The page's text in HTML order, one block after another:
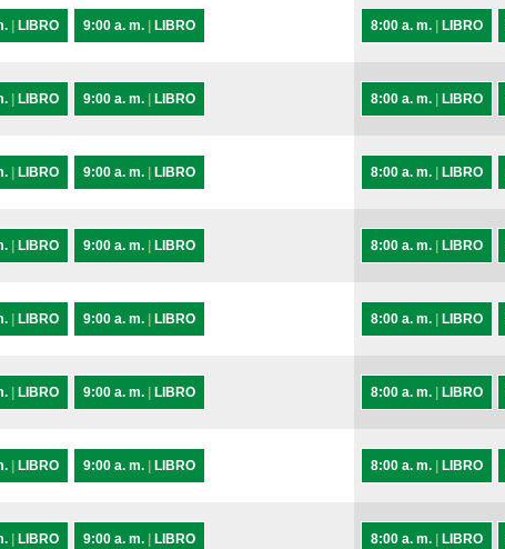
LIBRO 9:00 a. m. LIBRO 8:00 a. m. LIBRO
LIBRO 9:00 a. m. LIBRO 8:00 a. m. LIBRO
LIBRO 9:00 a. m. LIBRO 8:00 a. m. LIBRO
LIBRO 9:00 a. m. LIBRO 8:00 a. m. LIBRO
LIBRO 9:00 a. m. LIBRO 8:00 a. m. LIBRO
LIBRO 9:00 a. m. LIBRO 8:00 a. m. LIBRO
LIBRO 9:00 a. m. LIBRO 8:00 a. m. LIBRO
LIBRO 9:00 a. m. LIBRO 8:00 a. m. LIBRO